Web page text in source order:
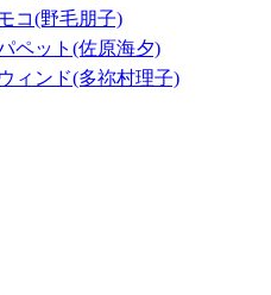
コ(野毛朋子)
ペット(佐原海夕)
ウィンド(多祢村理子)